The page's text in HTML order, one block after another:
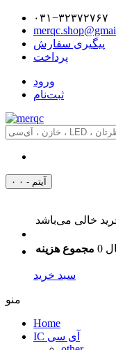
۰۳۱−۳۲۳۷۲۷۶۷
پیگیری سفارش
پرداخت
ورود
ثبت‌نام
۰ آیتم - ۰
خالی می‌باشد
مجموع هزینه
سبد خرید
منو
Home
IC آی سی